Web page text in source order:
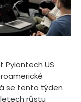
Pylontech US
se tento týden
letech růstu